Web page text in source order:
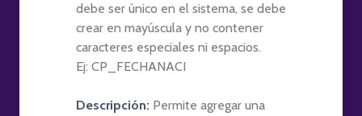
debe ser único en el sistema, se debe
crear en mayúscula y no contener
caracteres especiales ni espacios.
Ej: CP_FECHANACI
Descripción: Permite agregar una